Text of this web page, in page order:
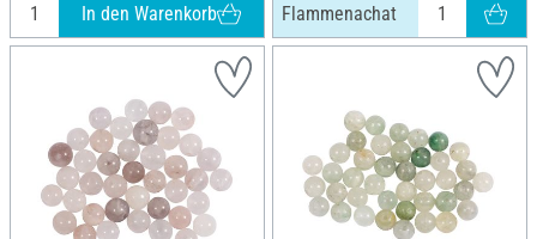
In den Warenkorb Flammenachat